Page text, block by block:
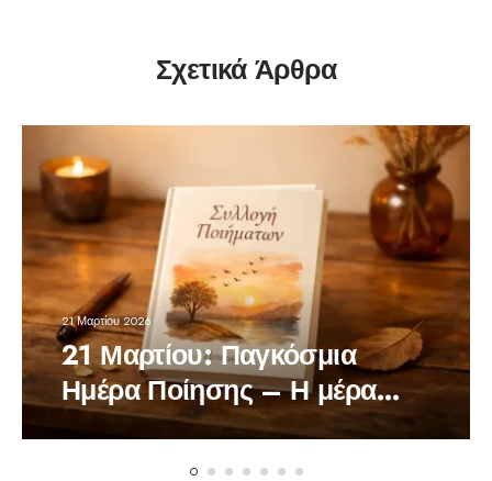
Σχετικά Άρθρα
21 Μαρτίου 2026
21 Μαρτίου: Παγκόσμια
Ημέρα Ποίησης – Η μέρα
που οι λέξεις θυμίζουν τη
δύναμή τους